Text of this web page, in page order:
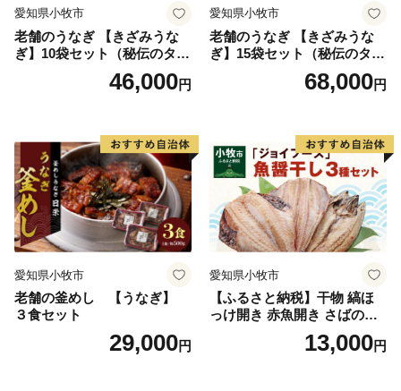
愛知県小牧市
老舗のうなぎ 【きざみうな
ぎ】10袋セット（秘伝のタレ
46,000円
愛知県小牧市
老舗のうなぎ 【きざみうな
ぎ】15袋セット（秘伝のタレ
68,000円
愛知県小牧市
老舗の釜めし 【うなぎ】
３食セット
29,000円
愛知県小牧市
【ふるさと納税】干物 縞ほ
っけ開き 赤魚開き さばの開
き 魚醤干し 3種 セット 詰め
合わせ 魚 おかず 肉厚 おいし
13,000円